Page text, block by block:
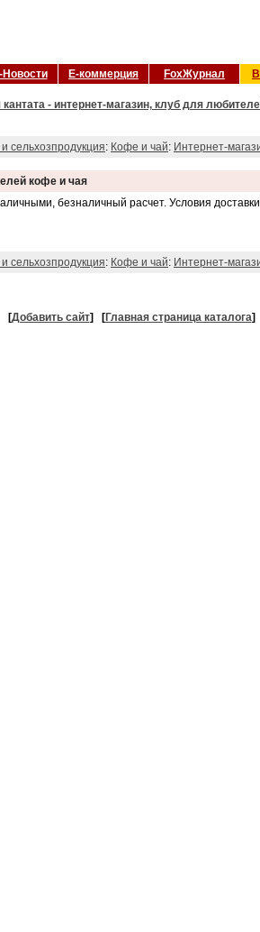
Новости Е-коммерция FoxЖурнал
- интернет-магазин, клуб для
сельхозпродукция: Кофе и чай: Интернет-
кофе и чая
безналичный расчет. Условия
сельхозпродукция: Кофе и чай: Интернет-
[Добавить сайт] [Главная страница каталога]